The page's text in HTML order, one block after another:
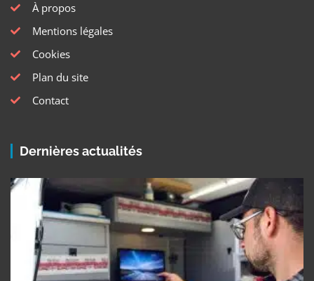
À propos
Mentions légales
Cookies
Plan du site
Contact
Dernières actualités